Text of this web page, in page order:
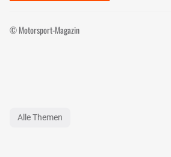
© Motorsport-Magazin
Alle Themen